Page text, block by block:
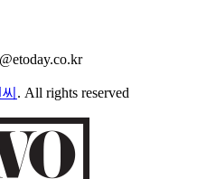
. All rights reserved